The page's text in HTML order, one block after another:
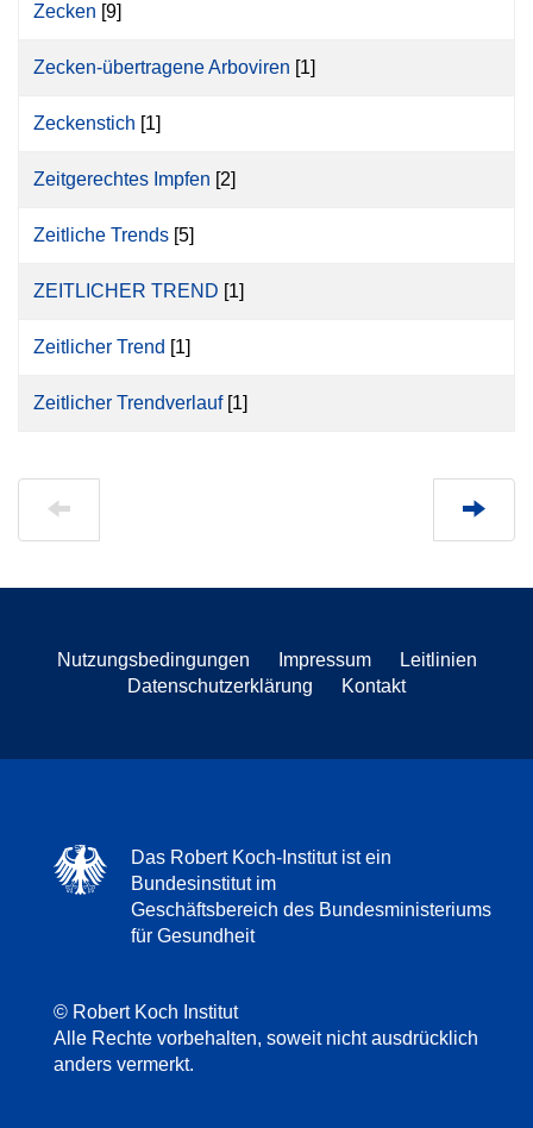
Zecken [9]
Zecken-übertragene Arboviren [1]
Zeckenstich [1]
Zeitgerechtes Impfen [2]
Zeitliche Trends [5]
ZEITLICHER TREND [1]
Zeitlicher Trend [1]
Zeitlicher Trendverlauf[1]
Nutzungsbedingungen Impressum
Leitlinien
Datenschutzerklärung
Kontakt
Das Robert Koch-Institut ist ein
Bundesinstitut im
Geschäftsbereich des Bundesministeriums
für Gesundheit
© Robert Koch Institut
Alle Rechte vorbehalten, soweit nicht ausdrücklich
anders vermerkt.